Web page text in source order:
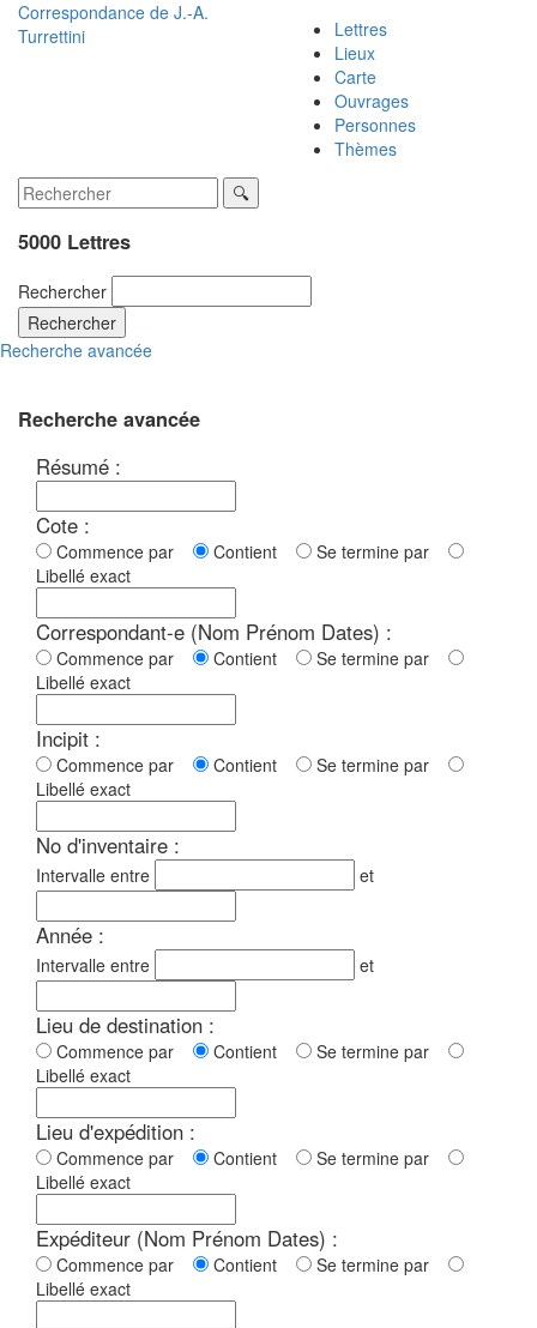
Correspondance de J.-A.
Turrettini
Lettres
Lieux
Carte
Ouvrages
Personnes
Thèmes
5000 Lettres
Rechercher
Rechercher
Recherche avancée
Recherche avancée
Résumé :
Cote :
Commence par Contient
Se termine par
Libellé exact
Correspondant-e (Nom Prénom Dates) :
Commence par Contient
Se termine par
Libellé exact
Incipit :
Commence par Contient
Se termine par
Libellé exact
No d'inventaire :
Intervalle entre et
Année :
Intervalle entre et
Lieu de destination :
Commence par Contient
Se termine par
Libellé exact
Lieu d'expédition :
Commence par Contient
Se termine par
Libellé exact
Expéditeur (Nom Prénom Dates) :
Commence par Contient
Se termine par
Libellé exact